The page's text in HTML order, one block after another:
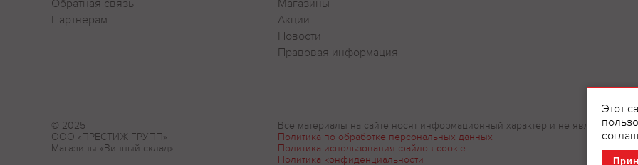
Обратная связь
Партнерам
Магазины
Акции
Новости
Правовая информация
© 2025
ООО «ПРЕСТИЖ ГРУПП»
Магазины «Винный склад»
Все материалы на сайте носят информационный характер и не являются
Политика по обработке персональных данных
Политика использования файлов cookie
Политика конфиденциальности
Этот